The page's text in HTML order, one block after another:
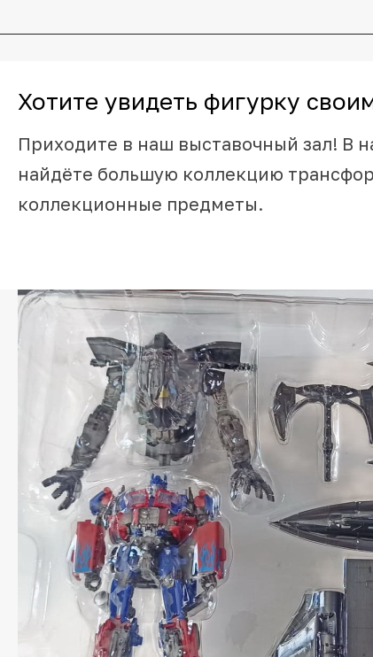
Хотите увидеть фигурку
Приходите в наш выставочный зал! В
найдёте большую коллекцию
коллекционные предметы.